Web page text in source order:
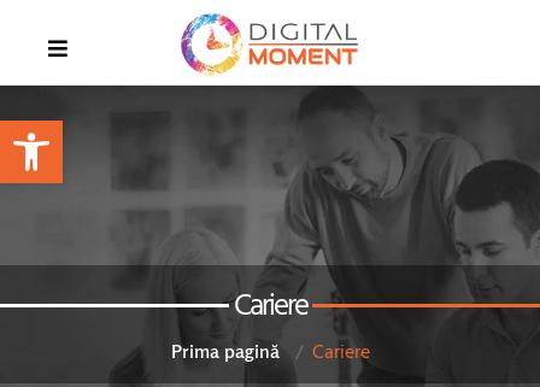
Cariere
Prima pagină Cariere
Open toolbar